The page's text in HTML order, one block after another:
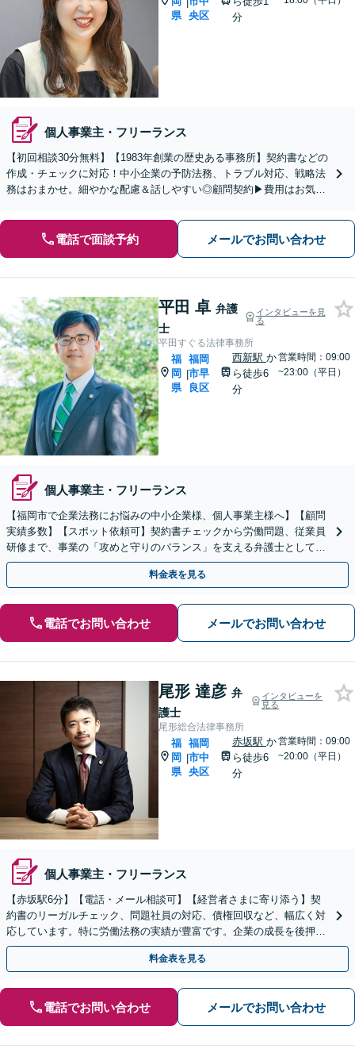
県
央区
分
個人事業主・フリーランス
【初回相談30分無料】【1983年創業の歴史ある事務所】契約書などの
作成・チェックに対応！中小企業の予防法務、トラブル対応、戦略法
務はおまかせ。細やかな配慮＆話しやすい◎顧問契約▶︎費用はお気軽
電話で面談予約 メールでお問い合わせ
平田 卓 弁護
士
インタビューを見
る
平田すぐる法律事務所
福
岡
県
|
福岡
市早
良区
西新駅 か
ら徒歩6
分
営業時間：09:00
~23:00（平日）
個人事業主・フリーランス
【福岡市で企業法務にお悩みの中小企業様、個人事業主様へ】【顧問
実績多数】【スポット依頼可】契約書チェックから労働問題、従業員
研修まで、事業の「攻めと守りのバランス」を支える弁護士として伴
走します【事前のご予約で休日・夜間も対応】
料金表を見る
電話でお問い合わせ メールでお問い合わせ
尾形 達彦 弁
護士
インタビューを
見る
尾形総合法律事務所
福
岡
県
|
福岡
市中
央区
赤坂駅 か
ら徒歩6
分
営業時間：09:00
~20:00（平日）
個人事業主・フリーランス
【赤坂駅6分】【電話・メール相談可】【経営者さまに寄り添う】契
約書のリーガルチェック、問題社員の対応、債権回収など、幅広く対
応しています。特に労働法務の実績が豊富です。企業の成長を後押し
できるよう丁寧なリーガルサービスを提供いたします。
料金表を見る
電話でお問い合わせ メールでお問い合わせ